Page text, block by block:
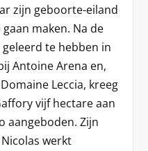
zijn geboorte-eiland
maken. Na de
te hebben in
Antoine Arena en,
Leccia, kreeg
vijf hectare aan
aangeboden. Zijn
werkt